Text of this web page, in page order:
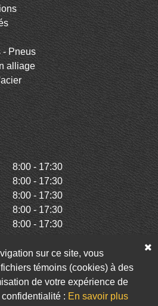
Pneus
alliage
8:00 - 17:30
8:00 - 17:30
8:00 - 17:30
8:00 - 17:30
8:00 - 17:30
Fermé
Twitter Infolettre
sur ce site, vous
témoins (cookies) à des
de votre expérience de
: En savoir plus